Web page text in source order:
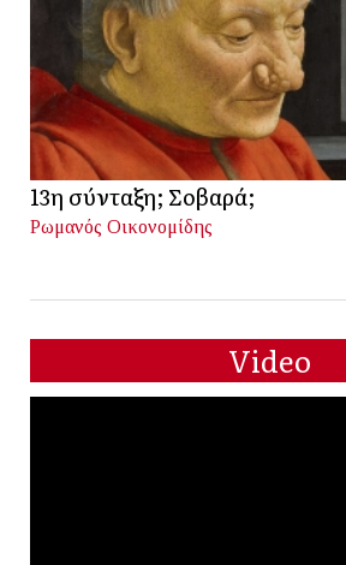
13η σύνταξη; Σοβαρά;
Ρωμανός Οικονομίδης
Video